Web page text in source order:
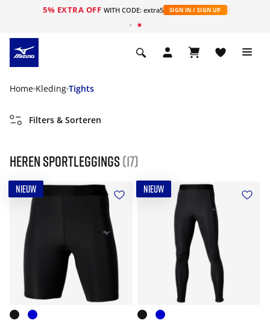
5% EXTRA OFF WITH CODE: extra5 SIGN IN / SIGN UP
Home Kleding Tights
Filters & Sorteren
Heren sportleggings (17)
NIEUW NIEUW